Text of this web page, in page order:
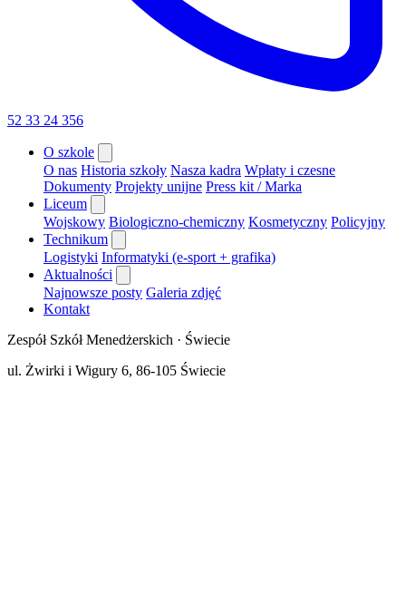
52 33 24 356
O szkole
O nas Historia szkoły Nasza kadra Wpłaty i czesne
Dokumenty Projekty unijne Press kit / Marka
Liceum
Wojskowy Biologiczno-chemiczny Kosmetyczny Policyjny
Technikum
Logistyki Informatyki (e-sport + grafika)
Aktualności
Najnowsze posty Galeria zdjęć
Kontakt
Zespół Szkół Menedżerskich · Świecie
ul. Żwirki i Wigury 6, 86-105 Świecie